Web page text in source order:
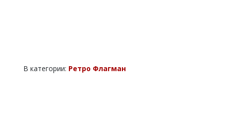
В категории: Ретро Флагман